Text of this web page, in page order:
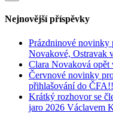
Nejnovější příspěvky
Prázdninové novinky
Novakové, Ostravak
Clara Novaková opět
Červnové novinky
přihlašování do
Krátký rozhovor se
jaro 2026 Václavem